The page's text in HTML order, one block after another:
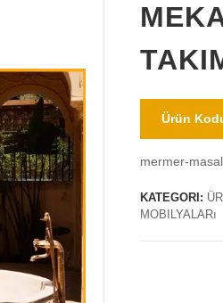
Ürün
mermer-
KATEGORI:
MOBILYALARı